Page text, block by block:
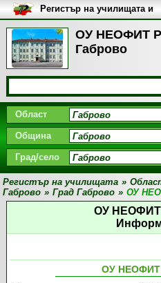
ОУ НЕОФИТ
Габрово
Регистър на училищата и
университетите в
Област
Община
Град/село
Регистър на училищата »
Габрово » Град Габрово » ОУ
ОУ
ОУ